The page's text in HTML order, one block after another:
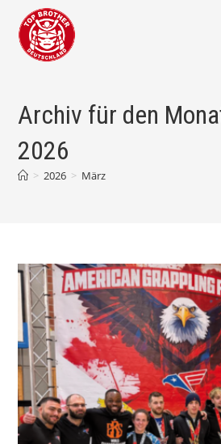
Inhalt
springen
Archiv für den
2026
> 2026 > März